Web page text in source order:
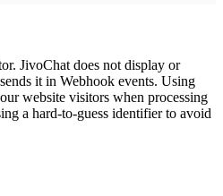
JivoChat does not display or
it in Webhook events. Using
website visitors when processing
a hard-to-guess identifier to avoid